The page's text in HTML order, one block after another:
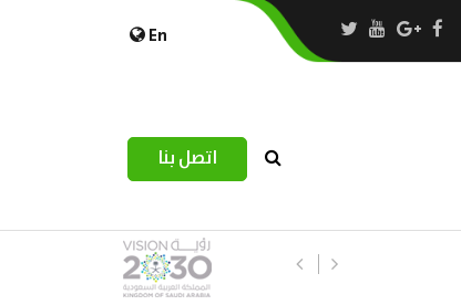
En
اتصل بنا
استبيان مرصد التحديات اللوجستية